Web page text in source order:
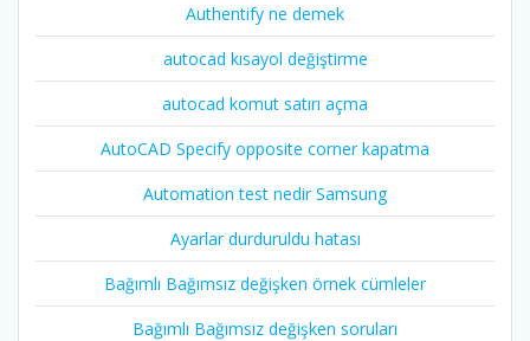
Authentify ne demek
autocad kısayol değiştirme
autocad komut satırı açma
AutoCAD Specify opposite corner kapatma
Automation test nedir Samsung
Ayarlar durduruldu hatası
Bağımlı Bağımsız değişken örnek cümleler
Bağımlı Bağımsız değişken soruları